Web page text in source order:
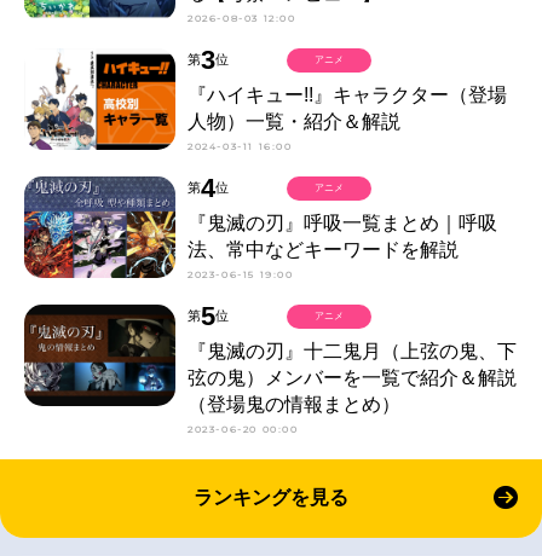
2026-08-03 12:00
第3位
『ハイキュー!!』キャラクター（登場
人物）一覧・紹介＆解説
2024-03-11 16:00
アニメ
第4位
『鬼滅の刃』呼吸一覧まとめ｜呼吸
法、常中などキーワードを解説
2023-06-15 19:00
アニメ
第5位
『鬼滅の刃』十二鬼月（上弦の鬼、下
弦の鬼）メンバーを一覧で紹介＆解説
（登場鬼の情報まとめ）
2023-06-20 00:00
アニメ
ランキングを見る